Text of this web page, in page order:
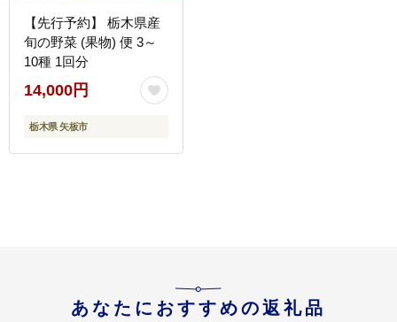
【先行予約】 栃木県産
旬の野菜 (果物) 便 3～
10種 1回分
14,000円
栃木県 矢板市
あなたにおすすめの返礼品